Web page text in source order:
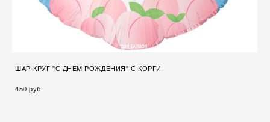
ШАР-КРУГ "С ДНЕМ РОЖДЕНИЯ" С КОРГИ
450 pуб.